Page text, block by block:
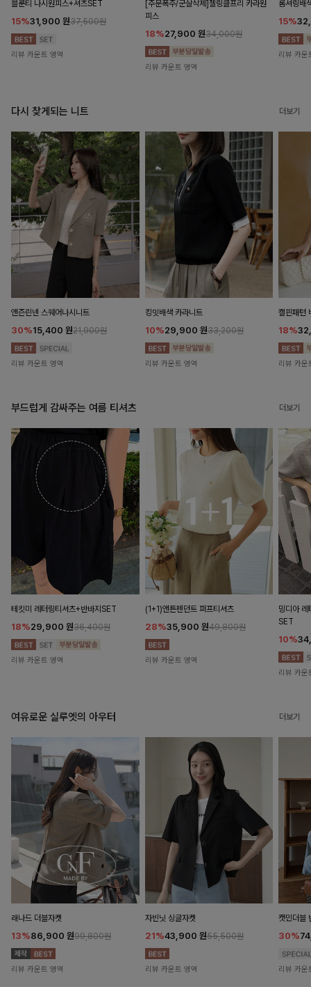
블룬티 나시원피스+셔츠SET
15%31,900 원37,500원
리뷰 카운트 영역
[주문폭주/군살삭제]젤링클프리 카라원
피스
18%27,900 원34,000원
리뷰 카운트 영역
롬셔링배
15%
리뷰 카운
다시 찾게되는 니트 더보기
앤즌린넨 스퀘어나시니트
30%15,400 원21,900원
리뷰 카운트 영역
킹밋배색 카라니트
10%29,900 원33,200원
리뷰 카운트 영역
캘핀패턴
18%
리뷰 카운
부드럽게 감싸주는 여름 티셔츠 더보기
테킷미 레터링티셔츠+반바지SET
18%29,900 원36,400원
리뷰 카운트 영역
(1+1)앤튼펜던트 퍼프티셔츠
28%35,900 원49,800원
리뷰 카운트 영역
밍디아 레
SET
10%
리뷰 카운
여유로운 실루엣의 아우터 더보기
래나드 더블자켓
13%86,900 원99,800원
리뷰 카운트 영역
자빈닛 싱글자켓
21%43,900 원55,500원
리뷰 카운트 영역
캣민더블
30%
리뷰 카운